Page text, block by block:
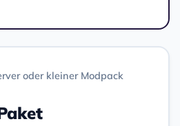
oder kleiner Modpack